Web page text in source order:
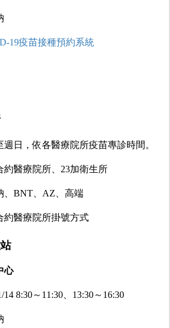
19疫苗接種預約系統
週日，依各醫療院所疫苗專診時間。
約醫療院所、23加衛生所
、BNT、AZ、高端
約醫療院所掛號方式
心
14 8:30～11:30、13:30～16:30